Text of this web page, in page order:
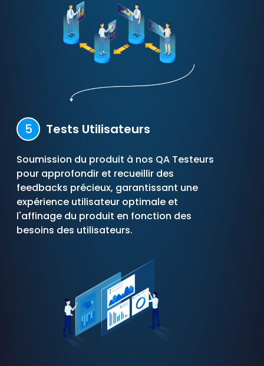
5 Tests Utilisateurs
Soumission du produit à nos QA Testeurs
pour approfondir et recueillir des
feedbacks précieux, garantissant une
expérience utilisateur optimale et
l'affinage du produit en fonction des
besoins des utilisateurs.